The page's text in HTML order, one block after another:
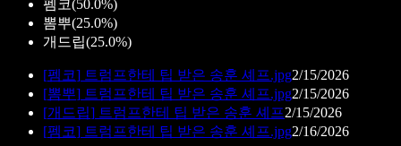
펨코(50.0%)
뽐뿌(25.0%)
개드립(25.0%)
[펨코] 트럼프한테 팁 받은 송훈 셰프.jpg2/15/2026
[뽐뿌] 트럼프한테 팁 받은 송훈 셰프.jpg2/15/2026
[개드립] 트럼프한테 팁 받은 송훈 셰프2/15/2026
[펨코] 트럼프한테 팁 받은 송훈 셰프.jpg2/16/2026